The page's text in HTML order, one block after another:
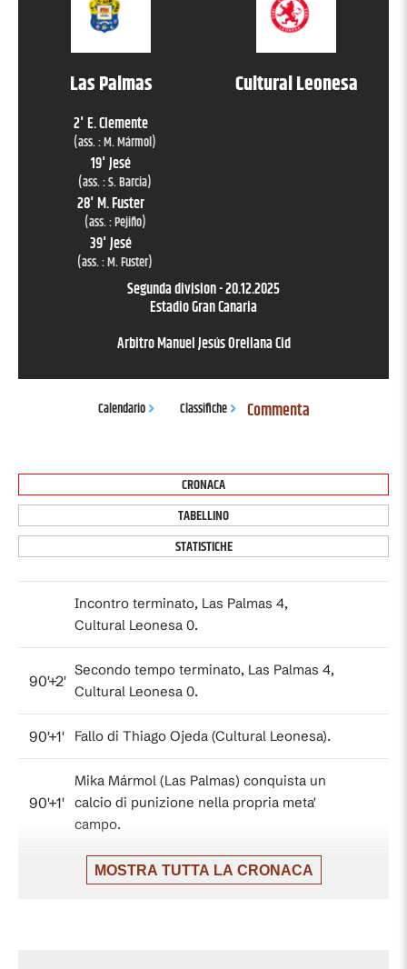
Las Palmas
2' E. Clemente
(ass. :M. Mármol)
19' Jesé
(ass. :S. Barcia)
28' M. Fuster
(ass. :Pejiño)
39' Jesé
(ass. :M. Fuster)
Cultural Leonesa
Segunda division-20.12.2025
Estadio Gran Canaria
ArbitroManuel Jesús Orellana Cid
Calendario Classifiche Commenta
CRONACA
TABELLINO
STATISTICHE
Incontro terminato, Las Palmas 4,
Cultural Leonesa 0.
90'+2'
Secondo tempo terminato, Las Palmas 4,
Cultural Leonesa 0.
90'+1' Fallo di Thiago Ojeda (Cultural Leonesa).
90'+1'
Mika Mármol (Las Palmas) conquista un
calcio di punizione nella propria meta'
campo.
Calcio d'angolo,Cultural Leonesa. Calcio
MOSTRA TUTTA LA CRONACA